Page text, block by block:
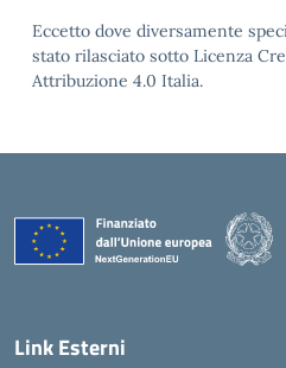
Eccetto dove diversamente
stato rilasciato sotto Licenza
Attribuzione 4.0 Italia.
Link Esterni